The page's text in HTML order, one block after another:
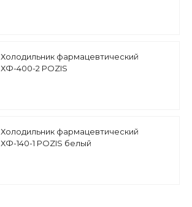
Холодильник фармацевтический
ХФ-400-2 POZIS
Холодильник фармацевтический
ХФ-140-1 POZIS белый